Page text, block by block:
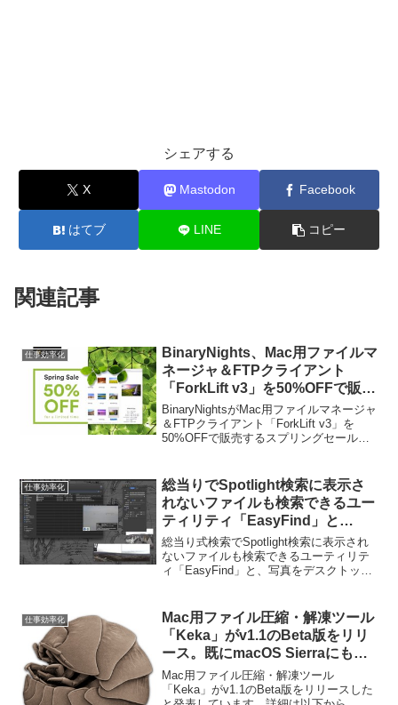
シェアする
X Mastodon Facebook
はてブ LINE コピー
関連記事
仕事効率化
BinaryNights、Mac用ファイルマ
ネージャ＆FTPクライアント
「ForkLift v3」を50%OFFで販売
するスプリングセールを開催。
BinaryNightsがMac用ファイルマネージャ
＆FTPクライアント「ForkLift v3」を
50%OFFで販売するスプリングセールを
仕事効率化
総当りでSpotlight検索に表示さ
れないファイルも検索できるユー
ティリティ「EasyFind」と
「PhotoStickies」がアップデー
トし、macOS 10.15 Catalinaに
対応。
総当り式検索でSpotlight検索に表示され
ないファイルも検索できるユーティリテ
ィ「EasyFind」と、写真をデスクトップ
対応して...
仕事効率化
Mac用ファイル圧縮・解凍ツール
「Keka」がv1.1のBeta版をリリ
ース。既にmacOS Sierraにも対
応。
Mac用ファイル圧縮・解凍ツール
「Keka」がv1.1のBeta版をリリースした